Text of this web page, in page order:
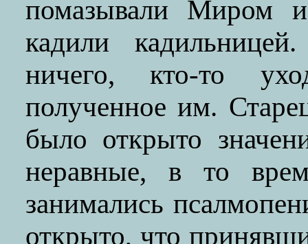
помазывали Миром
кадили
ничего, кто-то
полученное им.
было открыто
неравные, в то
занимались
открыто, что